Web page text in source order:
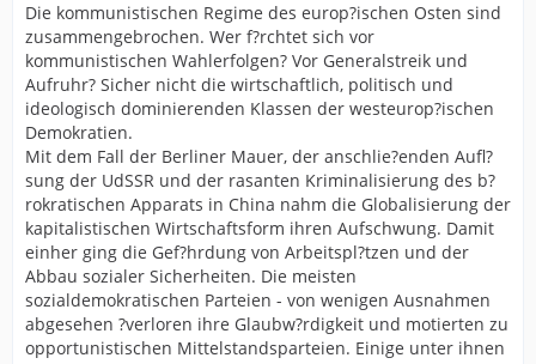
Die kommunistischen Regime des europ?ischen Osten sind
zusammengebrochen. Wer f?rchtet sich vor
kommunistischen Wahlerfolgen? Vor Generalstreik und
Aufruhr? Sicher nicht die wirtschaftlich, politisch und
ideologisch dominierenden Klassen der westeurop?ischen
Demokratien.
Mit dem Fall der Berliner Mauer, der anschlie?enden Aufl?
sung der UdSSR und der rasanten Kriminalisierung des b?
rokratischen Apparats in China nahm die Globalisierung der
kapitalistischen Wirtschaftsform ihren Aufschwung. Damit
einher ging die Gef?hrdung von Arbeitspl?tzen und der
Abbau sozialer Sicherheiten. Die meisten
sozialdemokratischen Parteien - von wenigen Ausnahmen
abgesehen ?verloren ihre Glaubw?rdigkeit und motierten zu
opportunistischen Mittelstandsparteien. Einige unter ihnen